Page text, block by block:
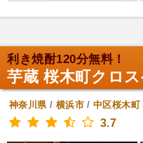
利き焼酎120分無料！
芋蔵 桜木町クロ
神奈川県/ 横浜市/中区桜木町
3.7